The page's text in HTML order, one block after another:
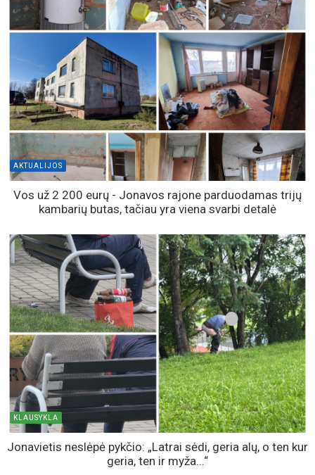
AKTUALIJOS
Vos už 2 200 eurų - Jonavos rajone parduodamas trijų
kambarių butas, tačiau yra viena svarbi detalė
KLAUSYKLA
Jonavietis neslėpė pykčio: „Latrai sėdi, geria alų, o ten kur
geria, ten ir myža...“